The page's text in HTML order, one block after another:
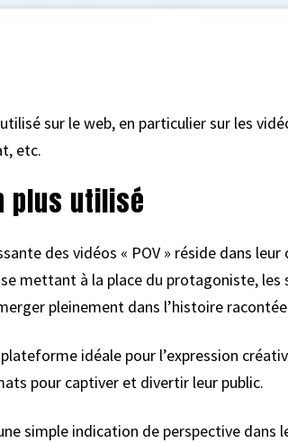
sur le web, en particulier sur les
etc.
plus utilisé
des vidéos « POV » réside dans
mettant à la place du protagoniste,
pleinement dans l’histoire
idéale pour l’expression
pour captiver et divertir leur public.
simple indication de perspective